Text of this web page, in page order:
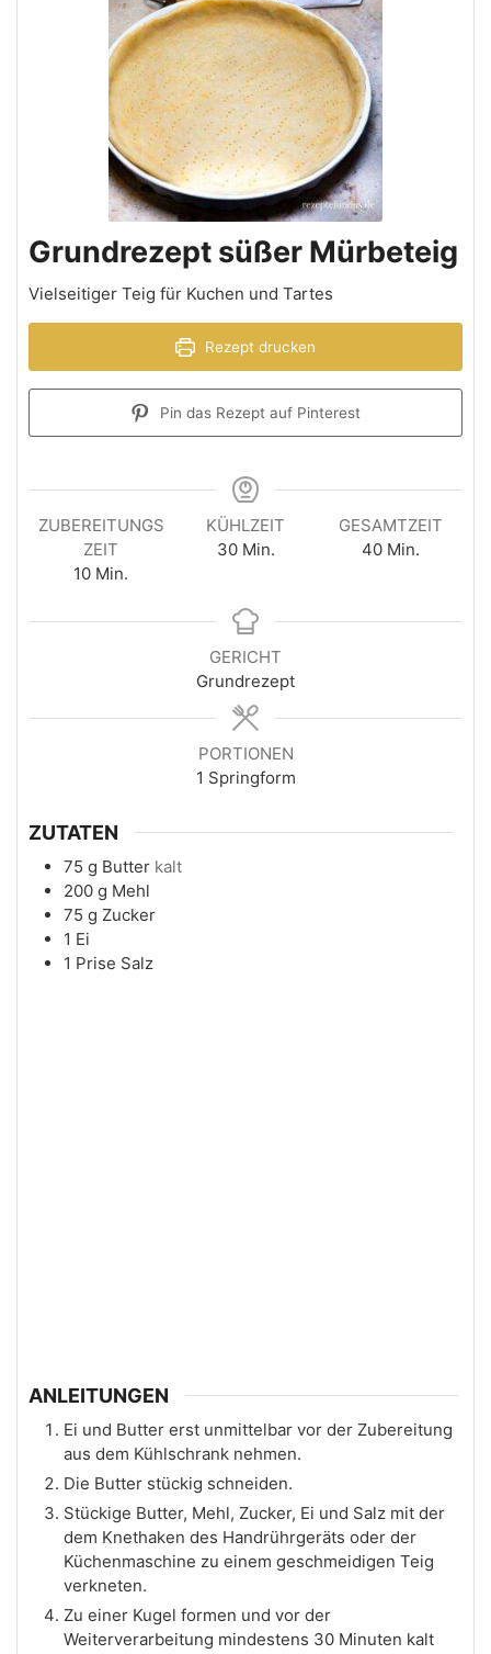
Grundrezept süßer Mürbeteig
Vielseitiger Teig für Kuchen und Tartes
Rezept drucken
Pin das Rezept auf Pinterest
ZUBEREITUNGS
ZEIT
10 Min.
KÜHLZEIT
30 Min.
GESAMTZEIT
40 Min.
GERICHT
Grundrezept
PORTIONEN
1 Springform
ZUTATEN
75 g Butter kalt
200 g Mehl
75 g Zucker
1 Ei
1 Prise Salz
ANLEITUNGEN
Ei und Butter erst unmittelbar vor der Zubereitung
aus dem Kühlschrank nehmen.
Die Butter stückig schneiden.
Stückige Butter, Mehl, Zucker, Ei und Salz mit der
dem Knethaken des Handrührgeräts oder der
Küchenmaschine zu einem geschmeidigen Teig
verkneten.
Zu einer Kugel formen und vor der
Weiterverarbeitung mindestens 30 Minuten kalt